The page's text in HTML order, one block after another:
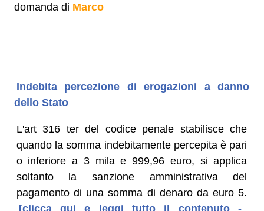
domanda di Marco
Indebita percezione di erogazioni a danno
dello Stato
L'art 316 ter del codice penale stabilisce che
quando la somma indebitamente percepita è pari
o inferiore a 3 mila e 999,96 euro, si applica
soltanto la sanzione amministrativa del
pagamento di una somma di denaro da euro 5.
[clicca qui e leggi tutto il contenuto -